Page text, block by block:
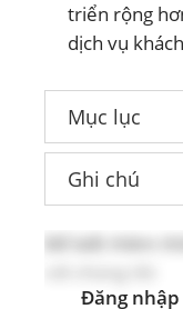
triển rộng
dịch vụ
Mục lục
Ghi chú
Để biết thêm
Đăng